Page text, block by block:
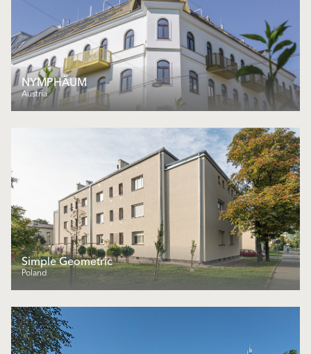
NYMPHÄUM
Austria
Simple Geometric
Poland